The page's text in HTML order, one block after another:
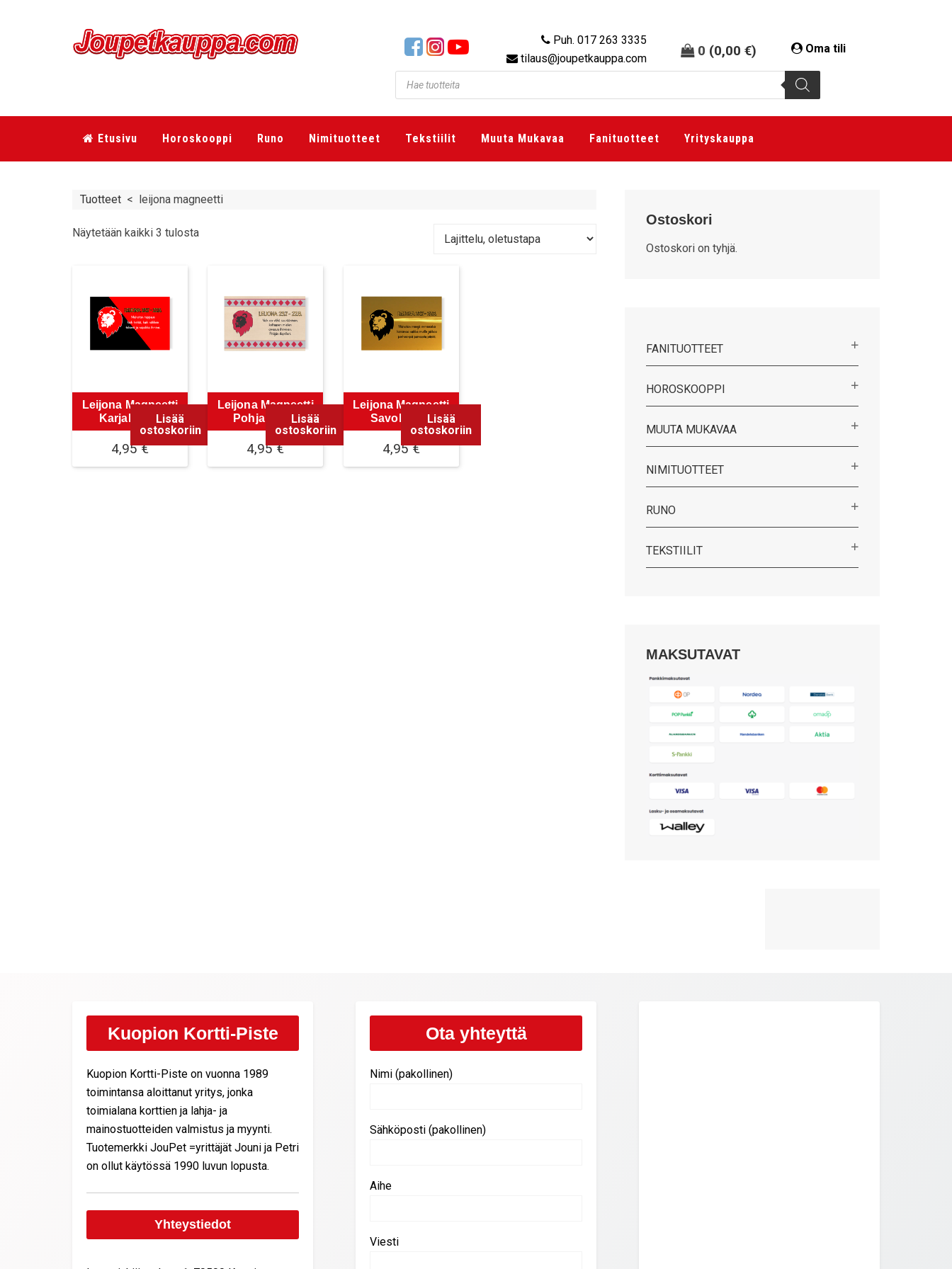
0 (0,00€)
Puh. 017 263 3335
tilaus@joupetkauppa.com
Oma tili
Etusivu Horoskooppi Runo Nimituotteet Tekstiilit Muuta Mukavaa Fanituotteet Yrityskauppa
Tuotteet < leijona magneetti
Näytetään kaikki 3 tulosta
Leijona Magneetti
Karjalainen
4,95€
Lisää
ostoskoriin
Leijona Magneetti
Pohjalainen
4,95€
Lisää
ostoskoriin
Leijona Magneetti
Savolainen
4,95€
Lisää
ostoskoriin
Ostoskori
Ostoskori on tyhjä.
FANITUOTTEET
HOROSKOOPPI
MUUTA MUKAVAA
NIMITUOTTEET
RUNO
TEKSTIILIT
MAKSUTAVAT
Kuopion Kortti-Piste
Kuopion Kortti-Piste on vuonna 1989
toimintansa aloittanut yritys, jonka
toimialana korttien ja lahja- ja
mainostuotteiden valmistus ja myynti.
Tuotemerkki JouPet =yrittäjät Jouni ja Petri
on ollut käytössä 1990 luvun lopusta.
Yhteystiedot
Ota yhteyttä
Nimi (pakollinen)
Sähköposti (pakollinen)
Aihe
Viesti